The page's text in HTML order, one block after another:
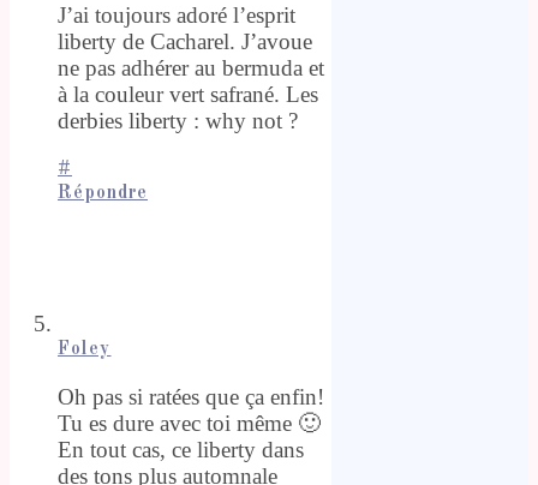
J’ai toujours adoré l’esprit
liberty de Cacharel. J’avoue
ne pas adhérer au bermuda et
à la couleur vert safrané. Les
derbies liberty : why not ?
#
Répondre
Foley
Oh pas si ratées que ça enfin!
Tu es dure avec toi même 🙂
En tout cas, ce liberty dans
des tons plus automnale